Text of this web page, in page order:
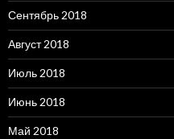
Сентябрь 2018
Август 2018
Июль 2018
Июнь 2018
Май 2018